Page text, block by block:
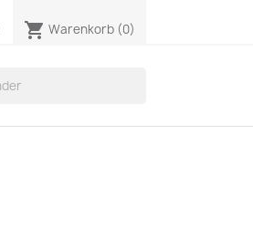
shopping_cart Warenkorb (0)